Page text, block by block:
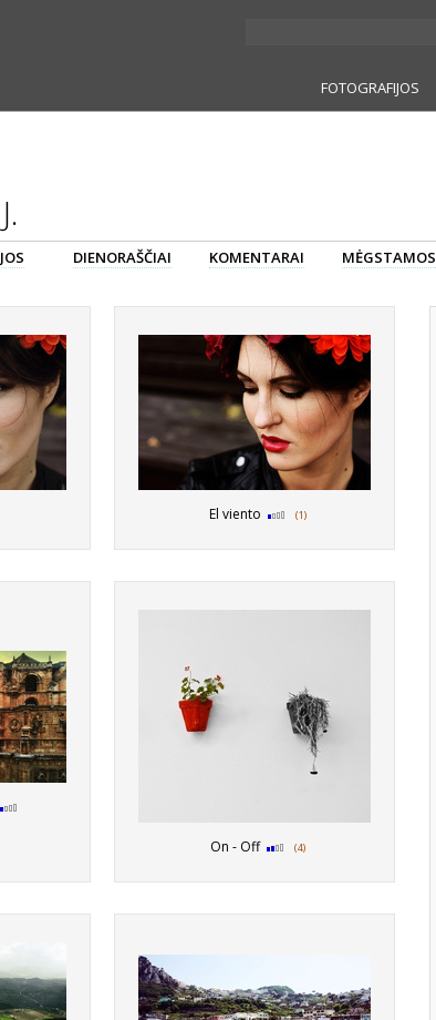
FOTOGRAFIJOS
DIENORAŠČIAI KOMENTARAI MĖGSTAMOS
El viento (1)
On - Off (4)